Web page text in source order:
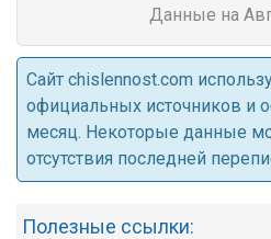
Данные на
Cайт chislennost.com
официальных источников и
месяц. Некоторые данные
отсутствия последней
Полезные ссылки: